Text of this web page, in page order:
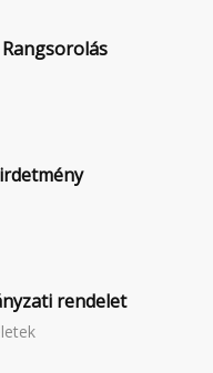
rendelet